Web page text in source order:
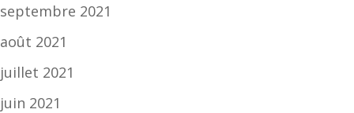
septembre 2021
août 2021
juillet 2021
juin 2021